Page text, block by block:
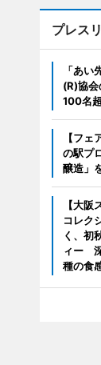
プレス
「あい
(R)協
100名
【フ
の駅プ
醸造」
【大
コレク
く、初
ィー
種の食